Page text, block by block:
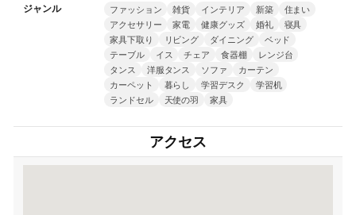
ジャンル ファッション 雑貨 インテリア 新築
住まい
アクセサリー
家電 健康グッズ 婚礼
寝具
家具下取り
リビング ダイニング
ベッド
テーブル
イス チェア 食器棚
レンジ台
タンス
洋服タンス ソファ
カーテン
カーペット
暮らし 学習デスク
学習机
ランドセル
天使の羽 家具
アクセス